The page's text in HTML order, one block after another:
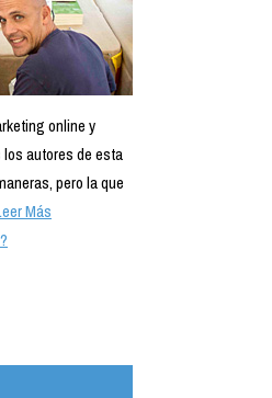
online y
los autores de esta
pero la que
Más